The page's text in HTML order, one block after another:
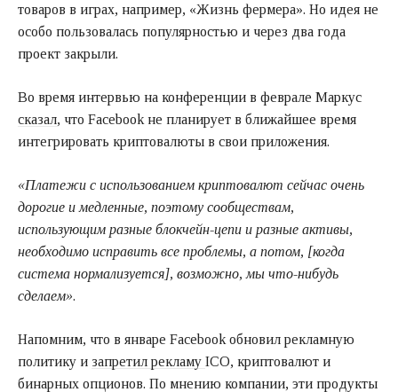
товаров в играх, например, «Жизнь фермера». Но идея не
особо пользовалась популярностью и через два года
проект закрыли.
Во время интервью на конференции в феврале Маркус
сказал, что Facebook не планирует в ближайшее время
интегрировать криптовалюты в свои приложения.
«Платежи с использованием криптовалют сейчас очень
дорогие и медленные, поэтому сообществам,
использующим разные блокчейн-цепи и разные активы,
необходимо исправить все проблемы, а потом, [когда
система нормализуется], возможно, мы что-нибудь
сделаем».
Напомним, что в январе Facebook обновил рекламную
политику и запретил рекламу ICO, криптовалют и
бинарных опционов. По мнению компании, эти продукты